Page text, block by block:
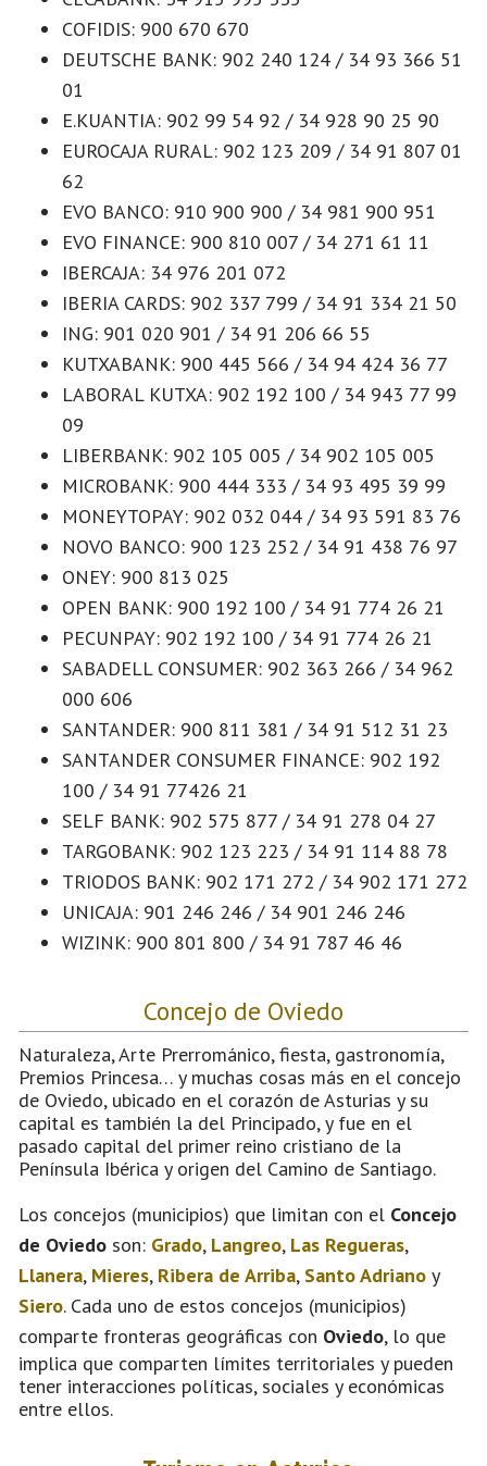
COFIDIS: 900 670 670
DEUTSCHE BANK: 902 240 124 / 34 93 366 51
01
E.KUANTIA: 902 99 54 92 / 34 928 90 25 90
EUROCAJA RURAL: 902 123 209 / 34 91 807 01
62
EVO BANCO: 910 900 900 / 34 981 900 951
EVO FINANCE: 900 810 007 / 34 271 61 11
IBERCAJA: 34 976 201 072
IBERIA CARDS: 902 337 799 / 34 91 334 21 50
ING: 901 020 901 / 34 91 206 66 55
KUTXABANK: 900 445 566 / 34 94 424 36 77
LABORAL KUTXA: 902 192 100 / 34 943 77 99
09
LIBERBANK: 902 105 005 / 34 902 105 005
MICROBANK: 900 444 333 / 34 93 495 39 99
MONEYTOPAY: 902 032 044 / 34 93 591 83 76
NOVO BANCO: 900 123 252 / 34 91 438 76 97
ONEY: 900 813 025
OPEN BANK: 900 192 100 / 34 91 774 26 21
PECUNPAY: 902 192 100 / 34 91 774 26 21
SABADELL CONSUMER: 902 363 266 / 34 962
000 606
SANTANDER: 900 811 381 / 34 91 512 31 23
SANTANDER CONSUMER FINANCE: 902 192
100 / 34 91 77426 21
SELF BANK: 902 575 877 / 34 91 278 04 27
TARGOBANK: 902 123 223 / 34 91 114 88 78
TRIODOS BANK: 902 171 272 / 34 902 171 272
UNICAJA: 901 246 246 / 34 901 246 246
WIZINK: 900 801 800 / 34 91 787 46 46
Concejo de Oviedo
Naturaleza, Arte Prerrománico, fiesta, gastronomía,
Premios Princesa… y muchas cosas más en el concejo
de Oviedo, ubicado en el corazón de Asturias y su
capital es también la del Principado, y fue en el
pasado capital del primer reino cristiano de la
Península Ibérica y origen del Camino de Santiago.
Los concejos (municipios) que limitan con el Concejo
de Oviedo son: Grado, Langreo, Las Regueras,
Llanera, Mieres, Ribera de Arriba, Santo Adriano y
Siero. Cada uno de estos concejos (municipios)
comparte fronteras geográficas con Oviedo, lo que
implica que comparten límites territoriales y pueden
tener interacciones políticas, sociales y económicas
entre ellos.